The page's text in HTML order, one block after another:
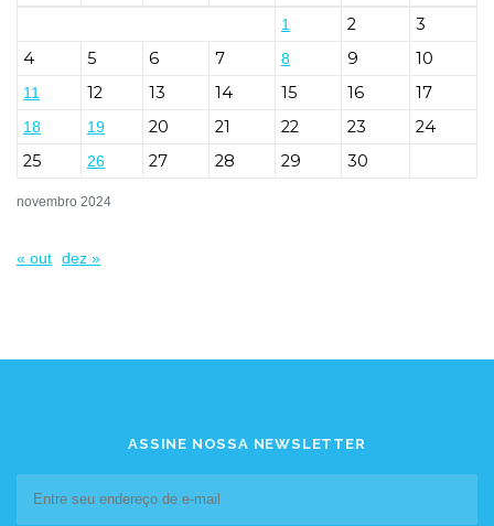
novembro 2024
1 2
3
4
5 6 7 8 9 10
11 12 13 14 15 16 17
18 19 20 21 22 23
24
25
26 27 28 29 30
« out dez »
ASSINE NOSSA NEWSLETTER